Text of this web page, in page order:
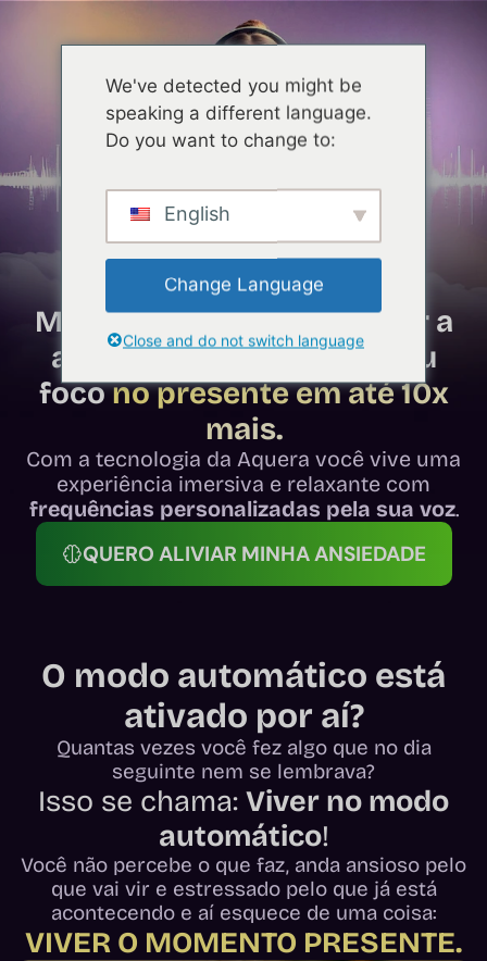
“A frequência certa”
Mindfulness que vai aliviar a
ansiedade e aumentar seu
focono presente em até 10x
mais.
Com a tecnologia da Aquera você vive uma
experiência imersiva e relaxante com
frequências personalizadas pela sua voz.
QUERO ALIVIAR MINHA ANSIEDADE
O modo automático está
ativado por aí?
Quantas vezes você fez algo que no dia
seguinte nem se lembrava?
Isso se chama: Viver no modo
automático!
Você não percebe o que faz, anda ansioso pelo
que vai vir e estressado pelo que já está
acontecendo e aí esquece de uma coisa:
VIVER O MOMENTO PRESENTE.
We've detected you might be
speaking a different language.
Do you want to change to:
English
Change Language
Close and do not switch language